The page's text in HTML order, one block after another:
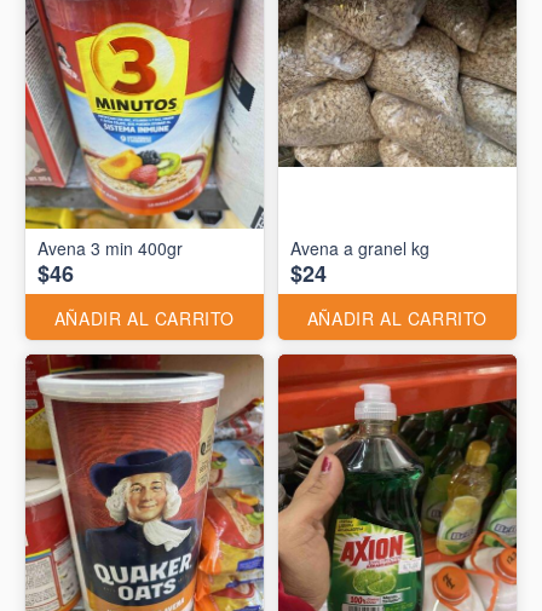
Avena 3 min 400gr
$46
AÑADIR AL CARRITO
Avena a granel kg
$24
AÑADIR AL CARRITO